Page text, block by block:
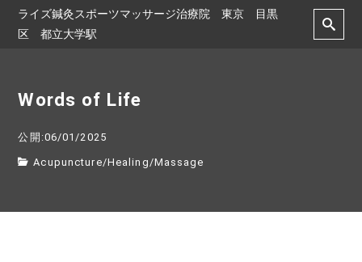
ライズ鍼灸スポーツマッサージ治療院 東京 目黒
区 都立大学駅
Words of Life
公開:06/01/2025
Acupuncture/Healing /Massage